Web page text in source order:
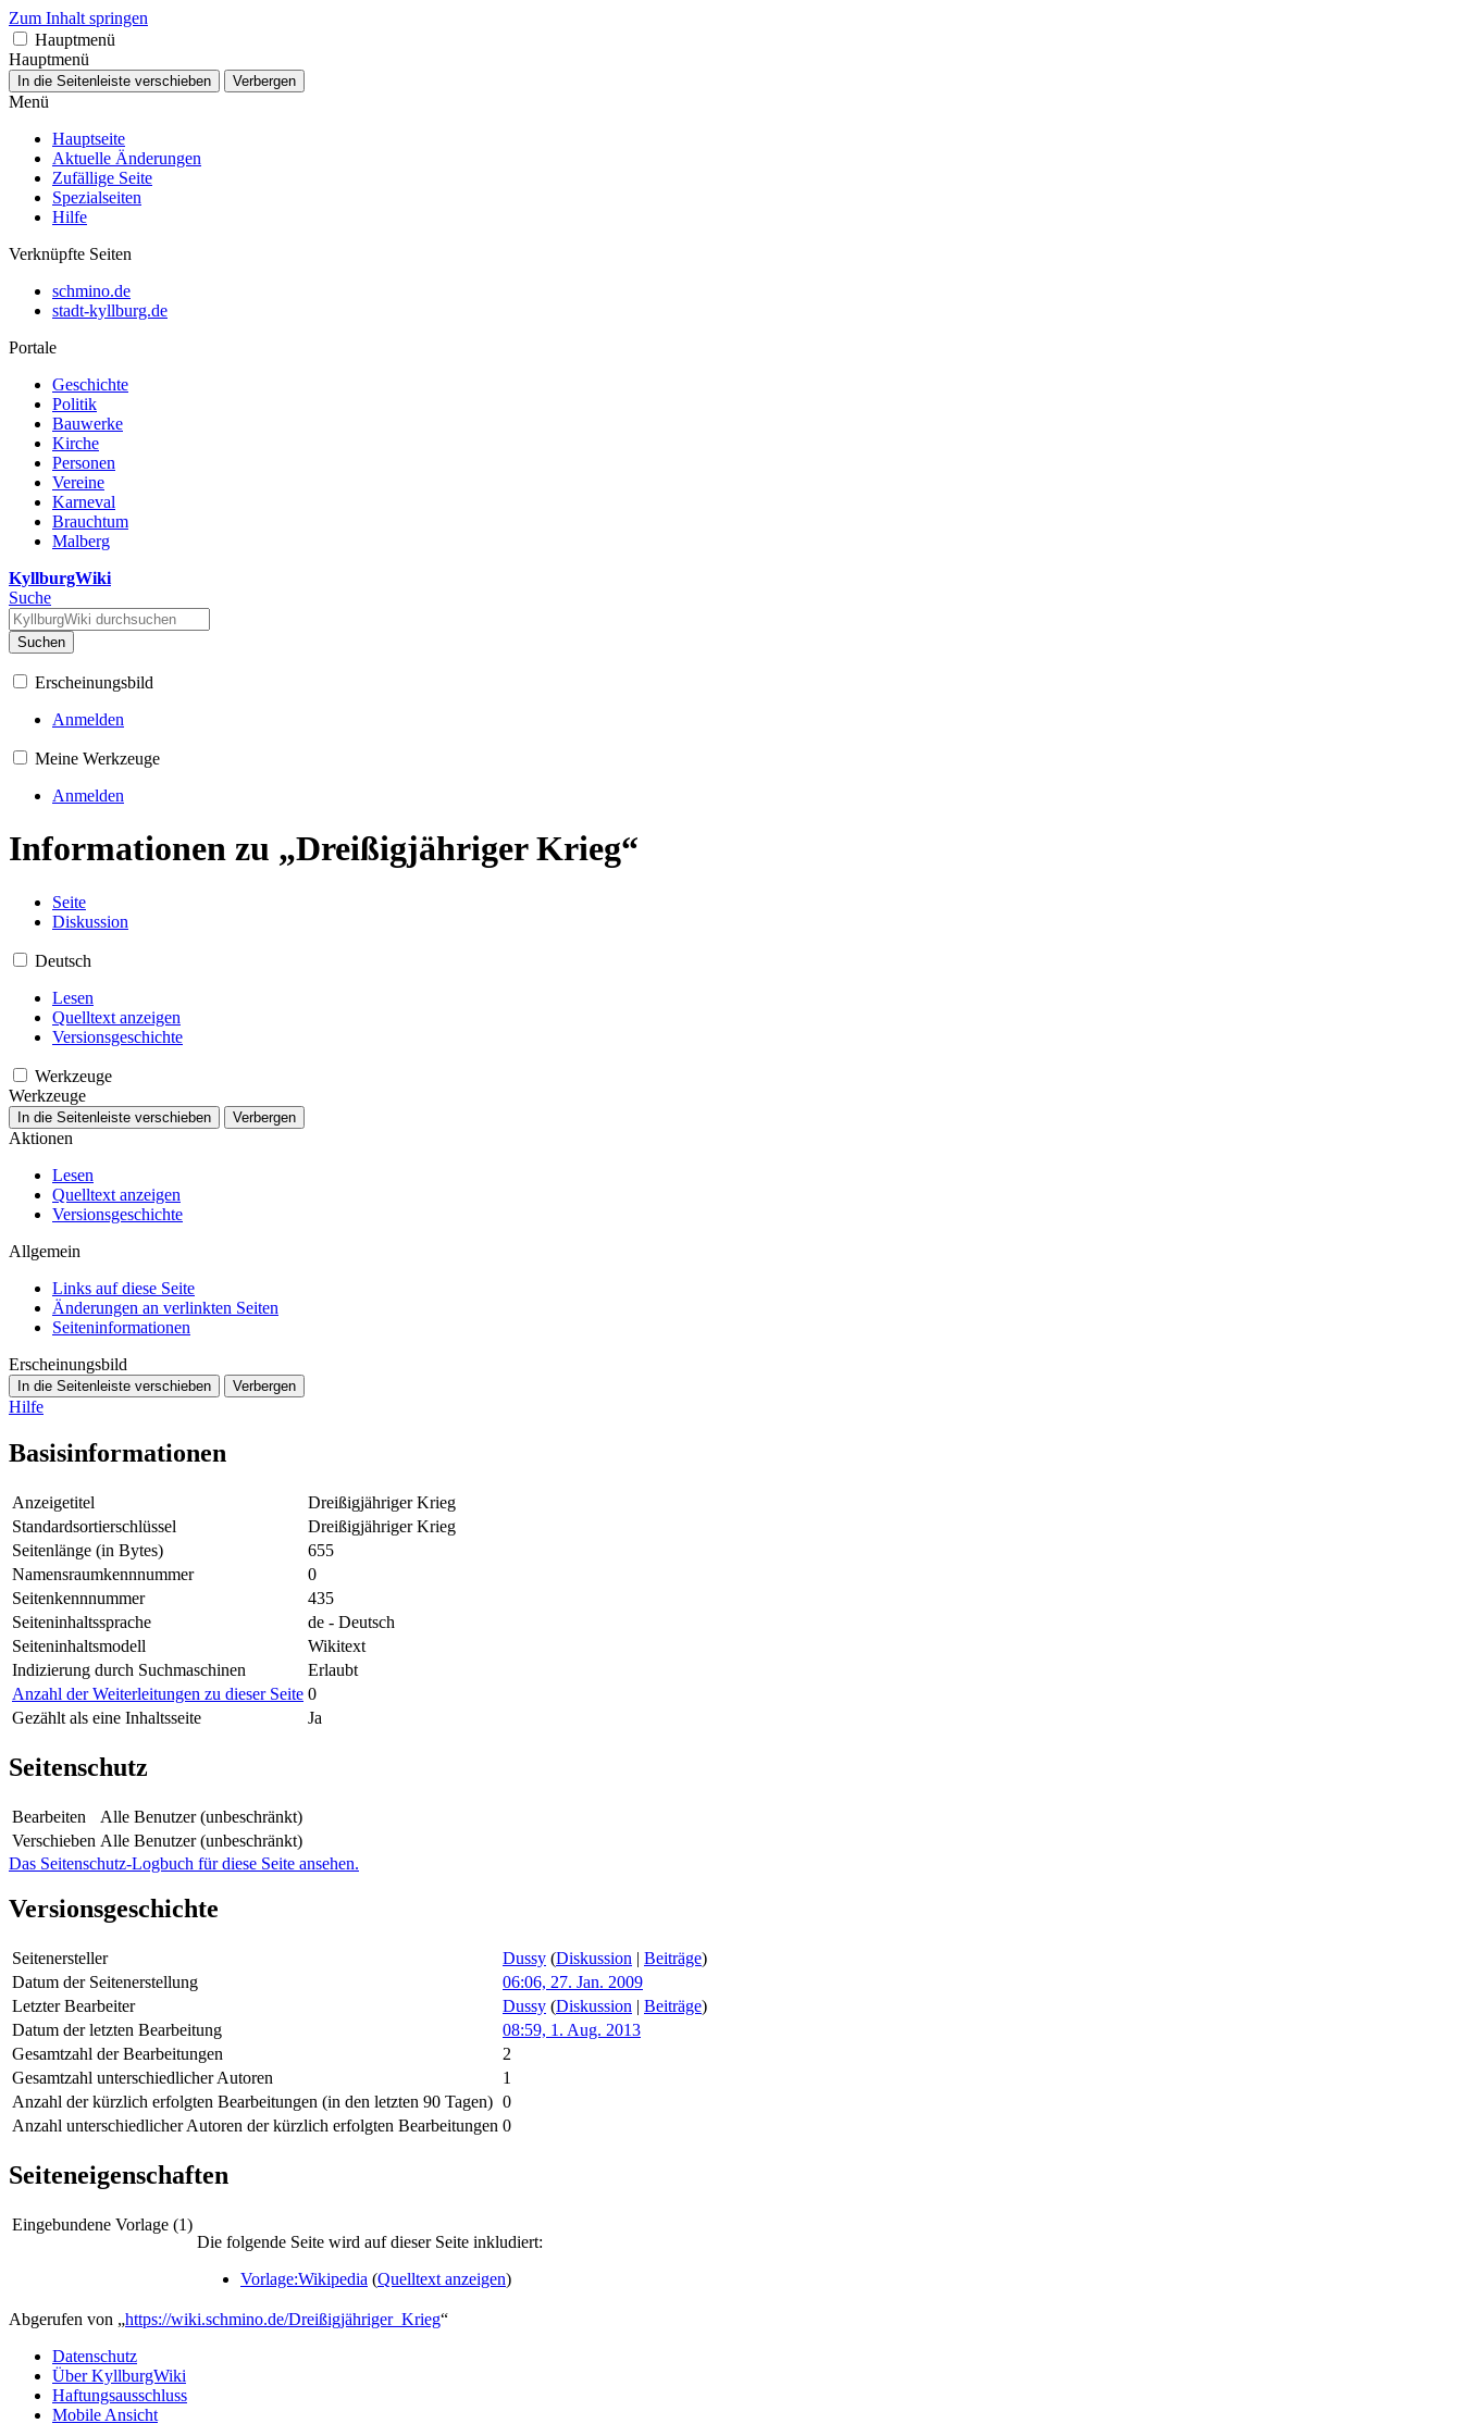
Zum Inhalt springen
Hauptmenü
Hauptmenü
In die Seitenleiste verschieben Verbergen
Menü
Hauptseite
Aktuelle Änderungen
Zufällige Seite
Spezialseiten
Hilfe
Verknüpfte Seiten
schmino.de
stadt-kyllburg.de
Portale
Geschichte
Politik
Bauwerke
Kirche
Personen
Vereine
Karneval
Brauchtum
Malberg
KyllburgWiki
Suche
Suchen
Erscheinungsbild
Anmelden
Meine Werkzeuge
Anmelden
Informationen zu „Dreißigjähriger Krieg“
Seite
Diskussion
Deutsch
Lesen
Quelltext anzeigen
Versionsgeschichte
Werkzeuge
Werkzeuge
In die Seitenleiste verschieben Verbergen
Aktionen
Lesen
Quelltext anzeigen
Versionsgeschichte
Allgemein
Links auf diese Seite
Änderungen an verlinkten Seiten
Seiten­­informationen
Erscheinungsbild
In die Seitenleiste verschieben Verbergen
Hilfe
Basisinformationen
Anzeigetitel
Dreißigjähriger Krieg
Standardsortierschlüssel
Dreißigjähriger Krieg
Seitenlänge (in Bytes)
655
Namensraumkennnummer
0
Seitenkennnummer
435
Seiteninhaltssprache
de - Deutsch
Seiteninhaltsmodell
Wikitext
Indizierung durch Suchmaschinen
Erlaubt
Anzahl der Weiterleitungen zu dieser Seite 0
Gezählt als eine Inhaltsseite
Ja
Seitenschutz
Bearbeiten
Alle Benutzer (unbeschränkt)
Verschieben Alle Benutzer (unbeschränkt)
Das Seitenschutz-Logbuch für diese Seite ansehen.
Versionsgeschichte
Seitenersteller Dussy (Diskussion | Beiträge)
Datum der Seitenerstellung
06:06, 27. Jan. 2009
Letzter Bearbeiter
Dussy (Diskussion | Beiträge)
Datum der letzten Bearbeitung
08:59, 1. Aug. 2013
Gesamtzahl der Bearbeitungen
2
Gesamtzahl unterschiedlicher Autoren
1
Anzahl der kürzlich erfolgten Bearbeitungen (in den letzten 90 Tagen) 0
Anzahl unterschiedlicher Autoren der kürzlich erfolgten Bearbeitungen 0
Seiteneigenschaften
Eingebundene Vorlage (1)
Die folgende Seite wird auf dieser Seite inkludiert:
Vorlage:Wikipedia (Quelltext anzeigen)
Abgerufen von „https://wiki.schmino.de/Dreißigjähriger_Krieg“
Datenschutz
Über KyllburgWiki
Haftungsausschluss
Mobile Ansicht